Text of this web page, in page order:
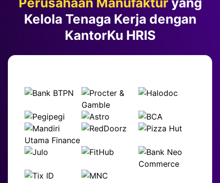
Kelola Tenaga Kerja dengan
KantorKu HRIS